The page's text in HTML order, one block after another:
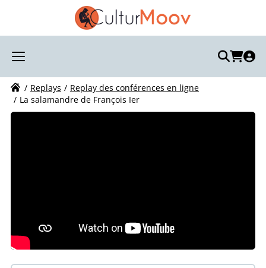
Recherchez votre visite :
Votre recherche
Replays
Replay des conférences en ligne
La salamandre de François Ier